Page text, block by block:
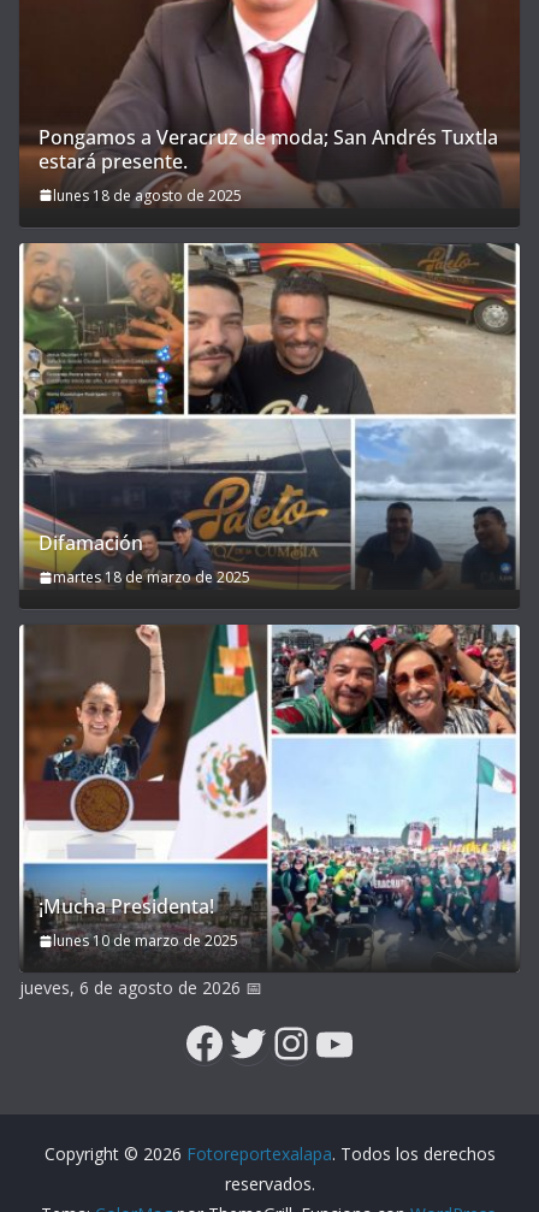
Pongamos a Veracruz de moda; San Andrés Tuxtla
estará presente.
lunes 18 de agosto de 2025
Difamación
martes 18 de marzo de 2025
¡Mucha Presidenta!
lunes 10 de marzo de 2025
jueves, 6 de agosto de 2026 📅
Facebook
Twitter
Instagram
YouTube
Copyright © 2026 Fotoreportexalapa. Todos los derechos
reservados.